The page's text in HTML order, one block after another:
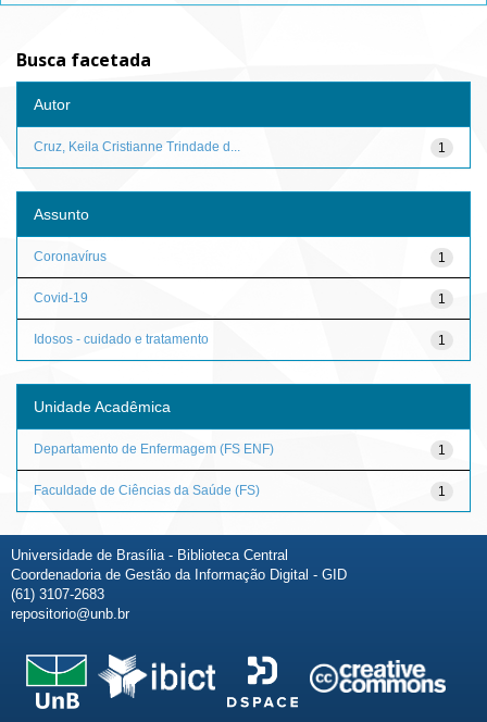
Busca facetada
Autor
1
Cruz, Keila Cristianne Trindade d...
Assunto
1
Coronavírus
1
Covid-19
1
Idosos - cuidado e tratamento
Unidade Acadêmica
1
Departamento de Enfermagem (FS ENF)
1
Faculdade de Ciências da Saúde (FS)
Universidade de Brasília - Biblioteca Central
Coordenadoria de Gestão da Informação Digital - GID
(61) 3107-2683
repositorio@unb.br